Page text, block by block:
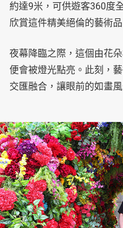
約達9米，可供遊客360度
欣賞這件精美絕倫的藝術
夜幕降臨之際，這個由花
便會被燈光點亮。此刻，
交匯融合，讓眼前的如畫